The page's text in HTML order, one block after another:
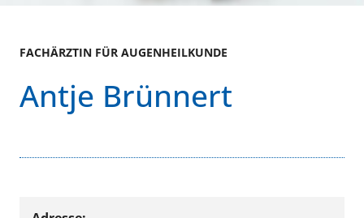
FACHÄRZTIN FÜR AUGENHEILKUNDE
Antje Brünnert